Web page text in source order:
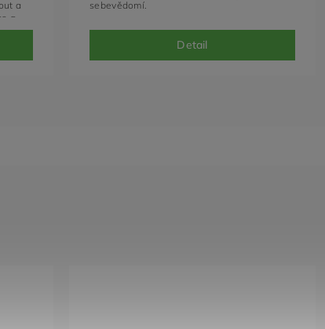
a
a
tak i
Detail
sebevědomí.